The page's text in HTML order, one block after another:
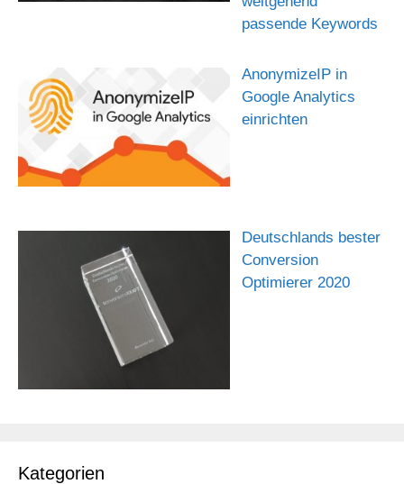
passende Keywords
AnonymizeIP in
Google Analytics
einrichten
Deutschlands bester
Conversion
Optimierer 2020
Kategorien